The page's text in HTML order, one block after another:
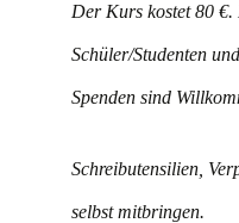
Der Kurs kostet 80
Schüler/Studenten
Spenden sind
Schreibutensilien,
selbst mitbringen.